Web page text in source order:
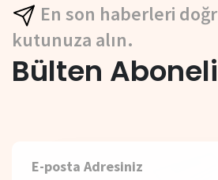
En son haberleri
kutunuza alın.
Bülten